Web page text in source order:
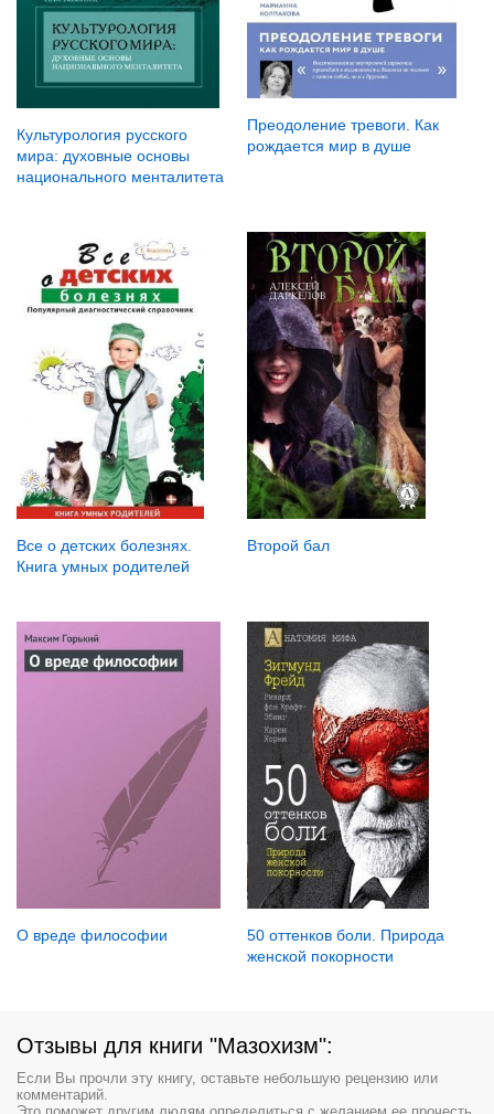
Культурология русского
мира: духовные основы
национального менталитета
Преодоление тревоги. Как
рождается мир в душе
Все о детских болезнях.
Книга умных родителей
Второй бал
О вреде философии
50 оттенков боли. Природа
женской покорности
Отзывы для книги "Мазохизм":
Если Вы прочли эту книгу, оставьте небольшую рецензию или
комментарий.